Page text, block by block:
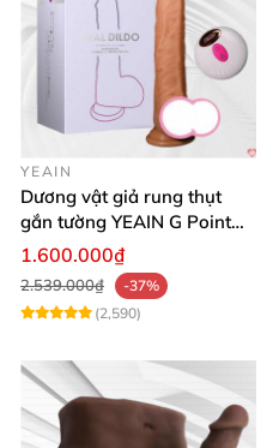
YEAIN
Dương vật giả rung thụt
gắn tường YEAIN G Point
tỏa nhiệt điều khiển từ xa
1.600.000₫
2.539.000₫
-37%
(2,590)